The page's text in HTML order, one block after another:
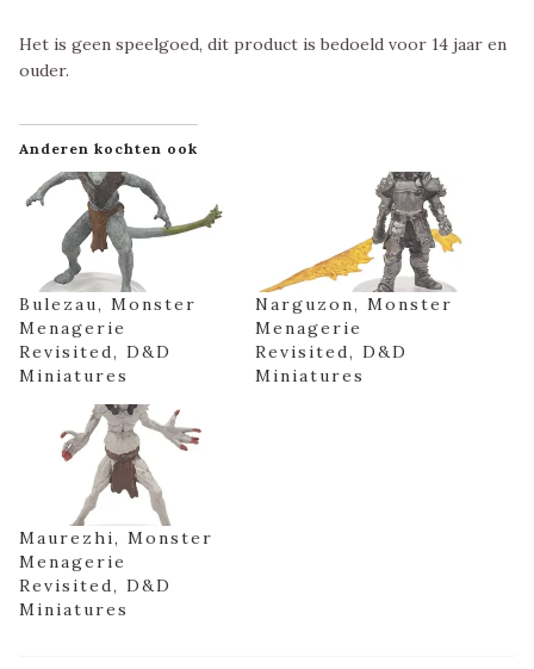
Het is geen speelgoed, dit product is bedoeld voor 14 jaar en
ouder.
Anderen kochten ook
Bulezau, Monster
Menagerie
Revisited, D&D
Miniatures
Narguzon, Monster
Menagerie
Revisited, D&D
Miniatures
Maurezhi, Monster
Menagerie
Revisited, D&D
Miniatures